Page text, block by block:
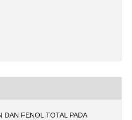
DAN FENOL TOTAL PADA